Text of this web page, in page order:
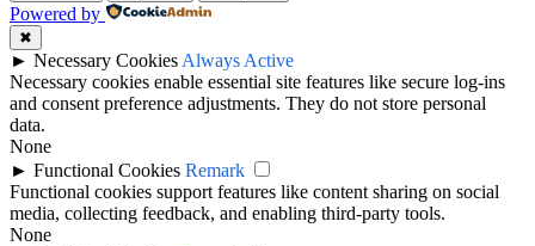
Powered by
✖
► Necessary Cookies Always Active
Necessary cookies enable essential site features like secure log-ins
and consent preference adjustments. They do not store personal
data.
None
► Functional Cookies Remark
Functional cookies support features like content sharing on social
media, collecting feedback, and enabling third-party tools.
None